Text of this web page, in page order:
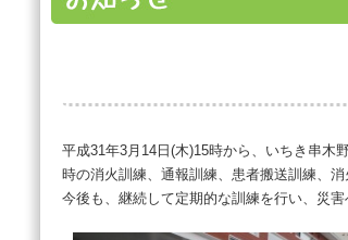
平成31年3月14日(木)15時から、いちき串木
時の消火訓練、通報訓練、患者搬送訓練、消
今後も、継続して定期的な訓練を行い、災害